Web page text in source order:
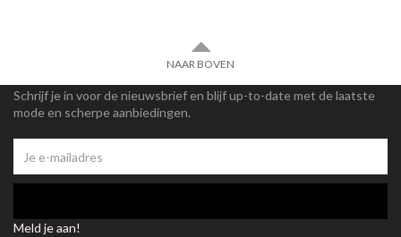
NAAR BOVEN
Schrijf je in voor de nieuwsbrief en blijf up-to-date met de laatste
mode en scherpe aanbiedingen.
Meld je aan!